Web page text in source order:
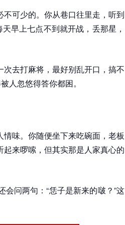
可少的。你从巷口往里走，听到
早上七点不到就开战，丢那星，
去打麻将，最好别乱开口，搞不
人忽悠得答你都困。
味。你随便坐下来吃碗面，老板
来啰嗦，但其实那是人家真心的
问两句：“恁子是新来的啵？”这